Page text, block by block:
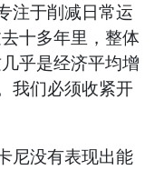
注于削减日常运
十多年里，整体
乎是经济平均增
我们必须收紧开
尼没有表现出能